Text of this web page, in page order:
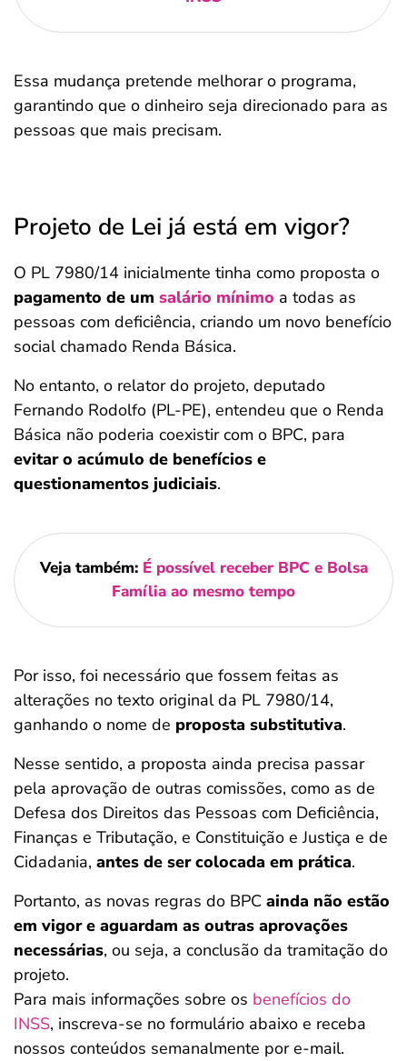
Essa mudança pretende melhorar o programa,
garantindo que o dinheiro seja direcionado para as
pessoas que mais precisam.
Projeto de Lei já está em vigor?
O PL 7980/14 inicialmente tinha como proposta o
pagamento de um salário mínimo a todas as
pessoas com deficiência, criando um novo benefício
social chamado Renda Básica.
No entanto, o relator do projeto, deputado
Fernando Rodolfo (PL-PE), entendeu que o Renda
Básica não poderia coexistir com o BPC, para
evitar o acúmulo de benefícios e
questionamentos judiciais.
Veja também: É possível receber BPC e Bolsa
Família ao mesmo tempo
Por isso, foi necessário que fossem feitas as
alterações no texto original da PL 7980/14,
ganhando o nome de proposta substitutiva.
Nesse sentido, a proposta ainda precisa passar
pela aprovação de outras comissões, como as de
Defesa dos Direitos das Pessoas com Deficiência,
Finanças e Tributação, e Constituição e Justiça e de
Cidadania, antes de ser colocada em prática.
Portanto, as novas regras do BPC ainda não estão
em vigor e aguardam as outras aprovações
necessárias, ou seja, a conclusão da tramitação do
projeto.
Para mais informações sobre os benefícios do
INSS, inscreva-se no formulário abaixo e receba
nossos conteúdos semanalmente por e-mail.